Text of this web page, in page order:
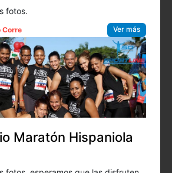
fotos.
Corre Ver más
Maratón Hispaniola